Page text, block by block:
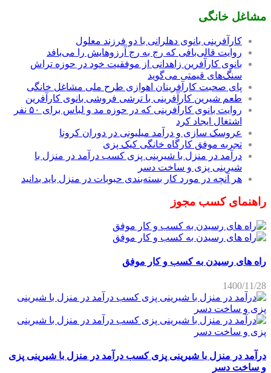
مشاغل خانگی
کارآفرینی بانوی دهلرانی با دو فرزند معلول
روایت قالی‌بافی که رج به رج آرزوهایش را می‌بافد
بانوی کارآفرین زاهدانی از موفقیت خود در حوزه تراش
سنگ‌های قیمتی می‌گوید
پای صحبت کارآفرینان اهوازی طرح ملی مشاغل خانگی
طعم شیرین کارآفرینی با ترشی فروشی بانوی کارآفرین
روایت بانوی کارآفرینی که در حوزه مد و لباس برای ۵۰ نفر
اشتغال ایجاد کرد
عروسک سازی و درآمد میلیونی در دوران کرونا
تجربه موفق کارگاه خانگی کیک پزی
درآمد در منزل با شیرینی پزی کسب درآمد در منزل با
شیرینی پزی و ساخت دسر
هر آنچه در مورد کار بسته‌بندی حبوبات در منزل باید بدانید
راهنمای کسب مجوز
راه های رسیدن به کسب و کار موفق
1400/11/28
درآمد در منزل با شیرینی پزی کسب درآمد در منزل با شیرینی پزی
و ساخت دسر